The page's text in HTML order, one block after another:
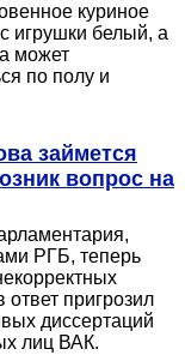
куриное
игрушки белый, а
может
по полу и
займется
вопрос на
РГБ, теперь
пригрозил
диссертаций
лиц ВАК.